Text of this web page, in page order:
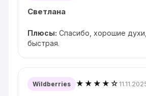
Светлана
Плюсы: Спасибо, хорошие
быстрая.
Wildberries ★★★★☆